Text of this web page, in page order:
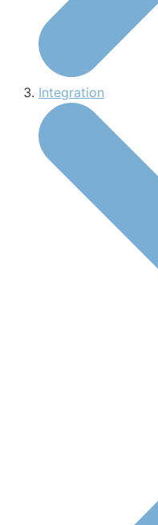
Integration